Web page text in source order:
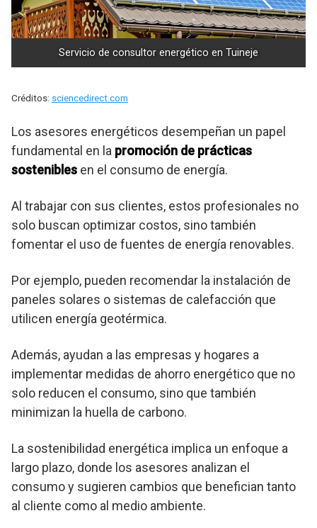
Servicio de consultor energético en Tuineje
Créditos: sciencedirect.com
Los asesores energéticos desempeñan un papel
fundamental en la promoción de prácticas
sostenibles en el consumo de energía.
Al trabajar con sus clientes, estos profesionales no
solo buscan optimizar costos, sino también
fomentar el uso de fuentes de energía renovables.
Por ejemplo, pueden recomendar la instalación de
paneles solares o sistemas de calefacción que
utilicen energía geotérmica.
Además, ayudan a las empresas y hogares a
implementar medidas de ahorro energético que no
solo reducen el consumo, sino que también
minimizan la huella de carbono.
La sostenibilidad energética implica un enfoque a
largo plazo, donde los asesores analizan el
consumo y sugieren cambios que benefician tanto
al cliente como al medio ambiente.